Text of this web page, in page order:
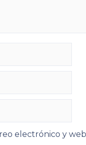
electrónico y